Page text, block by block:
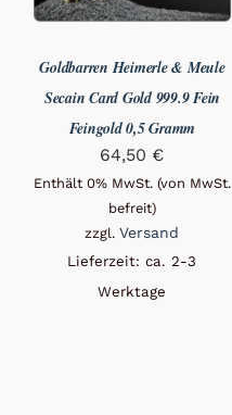
Goldbarren Heimerle & Meule
Secain Card Gold 999.9 Fein
Feingold 0,5 Gramm
64,50 €
Enthält 0% MwSt. (von MwSt.
befreit)
zzgl.Versand
Lieferzeit: ca. 2-3
Werktage